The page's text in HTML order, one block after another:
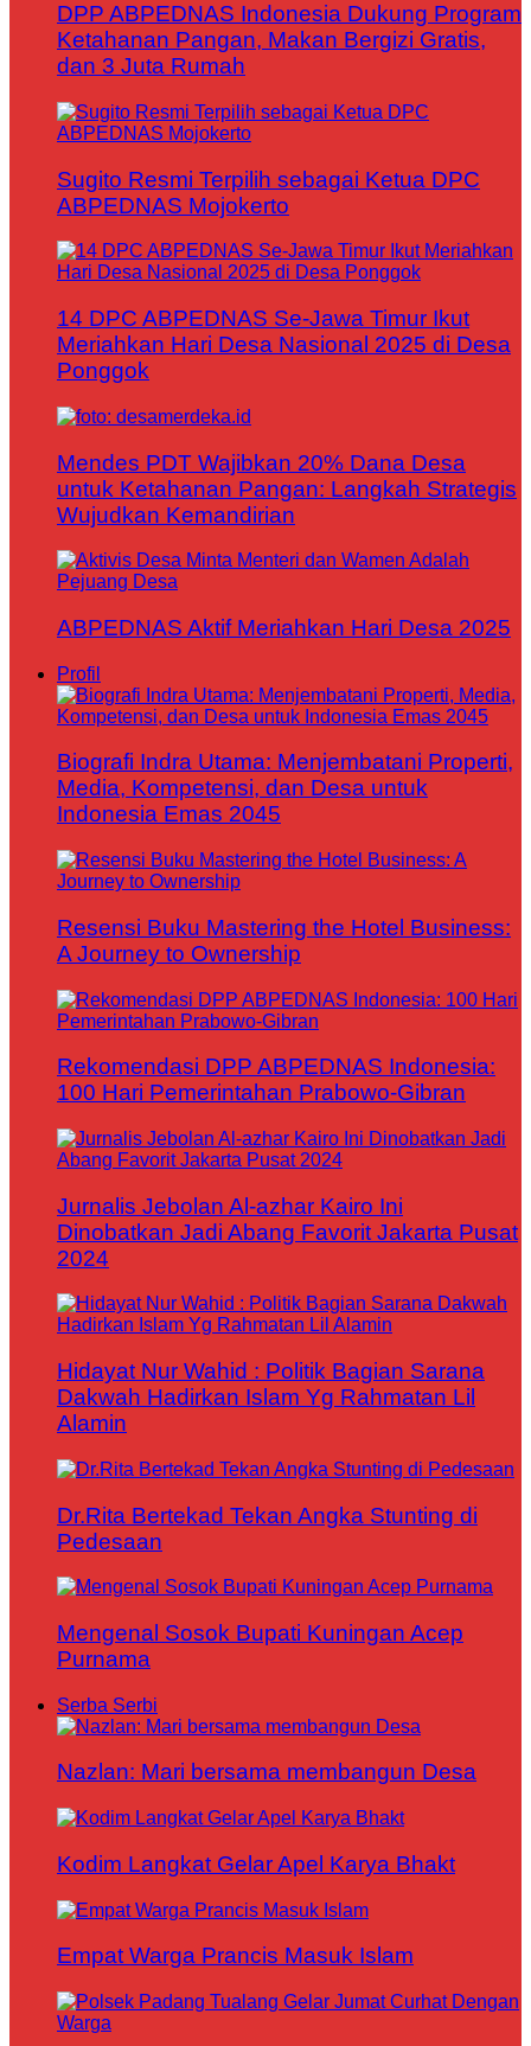
DPP ABPEDNAS Indonesia Dukung Program
Ketahanan Pangan, Makan Bergizi Gratis,
dan 3 Juta Rumah
Sugito Resmi Terpilih sebagai Ketua DPC
ABPEDNAS Mojokerto
14 DPC ABPEDNAS Se-Jawa Timur Ikut
Meriahkan Hari Desa Nasional 2025 di Desa
Ponggok
Mendes PDT Wajibkan 20% Dana Desa
untuk Ketahanan Pangan: Langkah Strategis
Wujudkan Kemandirian
ABPEDNAS Aktif Meriahkan Hari Desa 2025
Profil
Biografi Indra Utama: Menjembatani Properti,
Media, Kompetensi, dan Desa untuk
Indonesia Emas 2045
Resensi Buku Mastering the Hotel Business:
A Journey to Ownership
Rekomendasi DPP ABPEDNAS Indonesia:
100 Hari Pemerintahan Prabowo-Gibran
Jurnalis Jebolan Al-azhar Kairo Ini
Dinobatkan Jadi Abang Favorit Jakarta Pusat
2024
Hidayat Nur Wahid : Politik Bagian Sarana
Dakwah Hadirkan Islam Yg Rahmatan Lil
Alamin
Dr.Rita Bertekad Tekan Angka Stunting di
Pedesaan
Mengenal Sosok Bupati Kuningan Acep
Purnama
Serba Serbi
Nazlan: Mari bersama membangun Desa
Kodim Langkat Gelar Apel Karya Bhakt
Empat Warga Prancis Masuk Islam